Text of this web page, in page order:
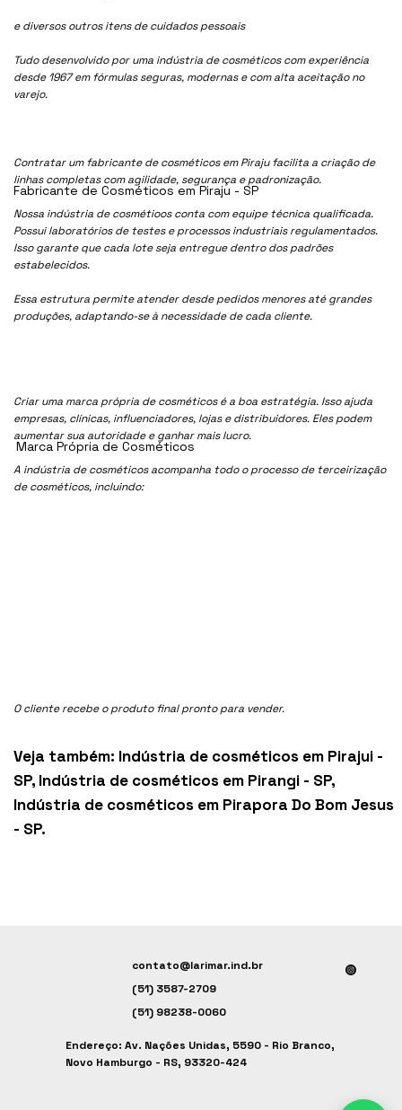
e diversos outros itens de cuidados pessoais
Tudo desenvolvido por uma indústria de cosméticos com experiência
desde 1967 em fórmulas seguras, modernas e com alta aceitação no
varejo.
Contratar um fabricante de cosméticos em Piraju facilita a criação de
linhas completas com agilidade, segurança e padronização.
Nossa indústria de cosmétioos conta com equipe técnica qualificada.
Possui laboratórios de testes e processos industriais regulamentados.
Isso garante que cada lote seja entregue dentro dos padrões
estabelecidos.
Essa estrutura permite atender desde pedidos menores até grandes
produções, adaptando-se à necessidade de cada cliente.
Criar uma marca própria de cosméticos é a boa estratégia. Isso ajuda
empresas, clínicas, influenciadores, lojas e distribuidores. Eles podem
aumentar sua autoridade e ganhar mais lucro.
A indústria de cosméticos acompanha todo o processo de terceirização
de cosméticos, incluindo:
O cliente recebe o produto final pronto para vender.
Veja também: Indústria de cosméticos em Pirajui -
SP, Indústria de cosméticos em Pirangi - SP,
Indústria de cosméticos em Pirapora Do Bom Jesus
- SP.
Fabricante de Cosméticos em Piraju - SP
Marca Própria de Cosméticos
contato@larimar.ind.br
(51) 3587-2709
(51) 98238-0060
Endereço: Av. Nações Unidas, 5590 - Rio Branco,
Novo Hamburgo - RS, 93320-424